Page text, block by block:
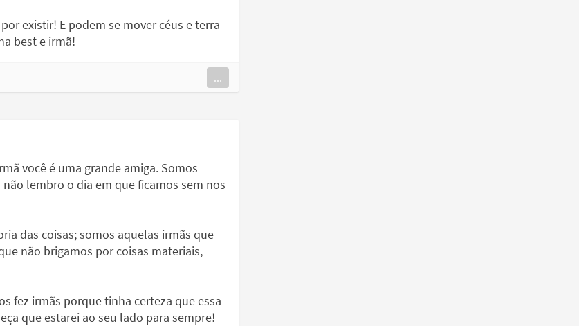
existir! E podem se mover céus e terra
best e irmã!
...
você é uma grande amiga. Somos
lembro o dia em que ficamos sem nos
das coisas; somos aquelas irmãs que
não brigamos por coisas materiais,
fez irmãs porque tinha certeza que essa
que estarei ao seu lado para sempre!